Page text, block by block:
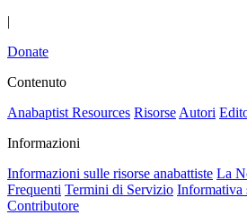
|
Donate
Contenuto
Anabaptist Resources Risorse Autori
Informazioni
Informazioni sulle risorse anabattiste La
Frequenti Termini di Servizio Informativa
Contributore